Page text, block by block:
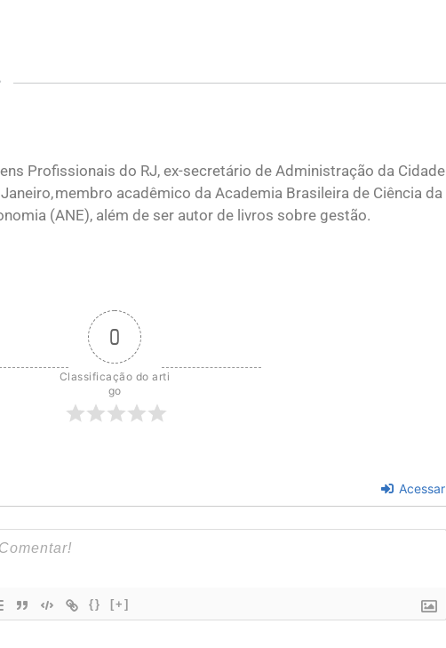
Profissionais do RJ, ex-secretário de Administração da Cidade
membro acadêmico da Academia Brasileira de Ciência da
(ANE), além de ser autor de livros sobre gestão.
0
Classificação do arti
go
Acessar
{} [+]